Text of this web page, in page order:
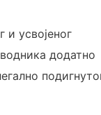
и усвојеног
додатно